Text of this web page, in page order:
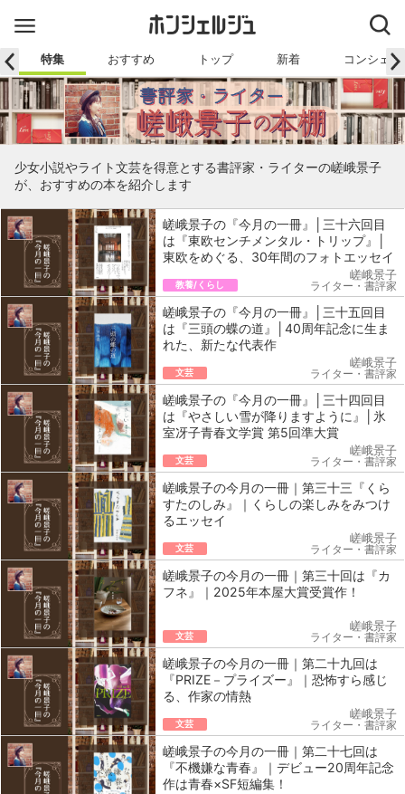
特集 おすすめ トップ 新着 コンシェ
少女小説やライト文芸を得意とする書評家・ライターの嵯峨景子
が、おすすめの本を紹介します
嵯峨景子の『今月の一冊』│三十六回目
は『東欧センチメンタル・トリップ』│
東欧をめぐる、30年間のフォトエッセイ
教養/くらし
嵯峨景子
ライター・書評家
嵯峨景子の『今月の一冊』│三十五回目
は『三頭の蝶の道』│40周年記念に生ま
れた、新たな代表作
文芸
嵯峨景子
ライター・書評家
嵯峨景子の『今月の一冊』│三十四回目
は『やさしい雪が降りますように』│氷
室冴子青春文学賞 第5回準大賞
文芸
嵯峨景子
ライター・書評家
嵯峨景子の今月の一冊｜第三十三『くら
すたのしみ』｜くらしの楽しみをみつけ
るエッセイ
文芸
嵯峨景子
ライター・書評家
嵯峨景子の今月の一冊｜第三十回は『カ
フネ』｜2025年本屋大賞受賞作！
文芸
嵯峨景子
ライター・書評家
嵯峨景子の今月の一冊｜第二十九回は
『PRIZE－プライズー』｜恐怖すら感じ
る、作家の情熱
文芸
嵯峨景子
ライター・書評家
嵯峨景子の今月の一冊｜第二十七回は
『不機嫌な青春』｜デビュー20周年記念
作は青春×SF短編集！